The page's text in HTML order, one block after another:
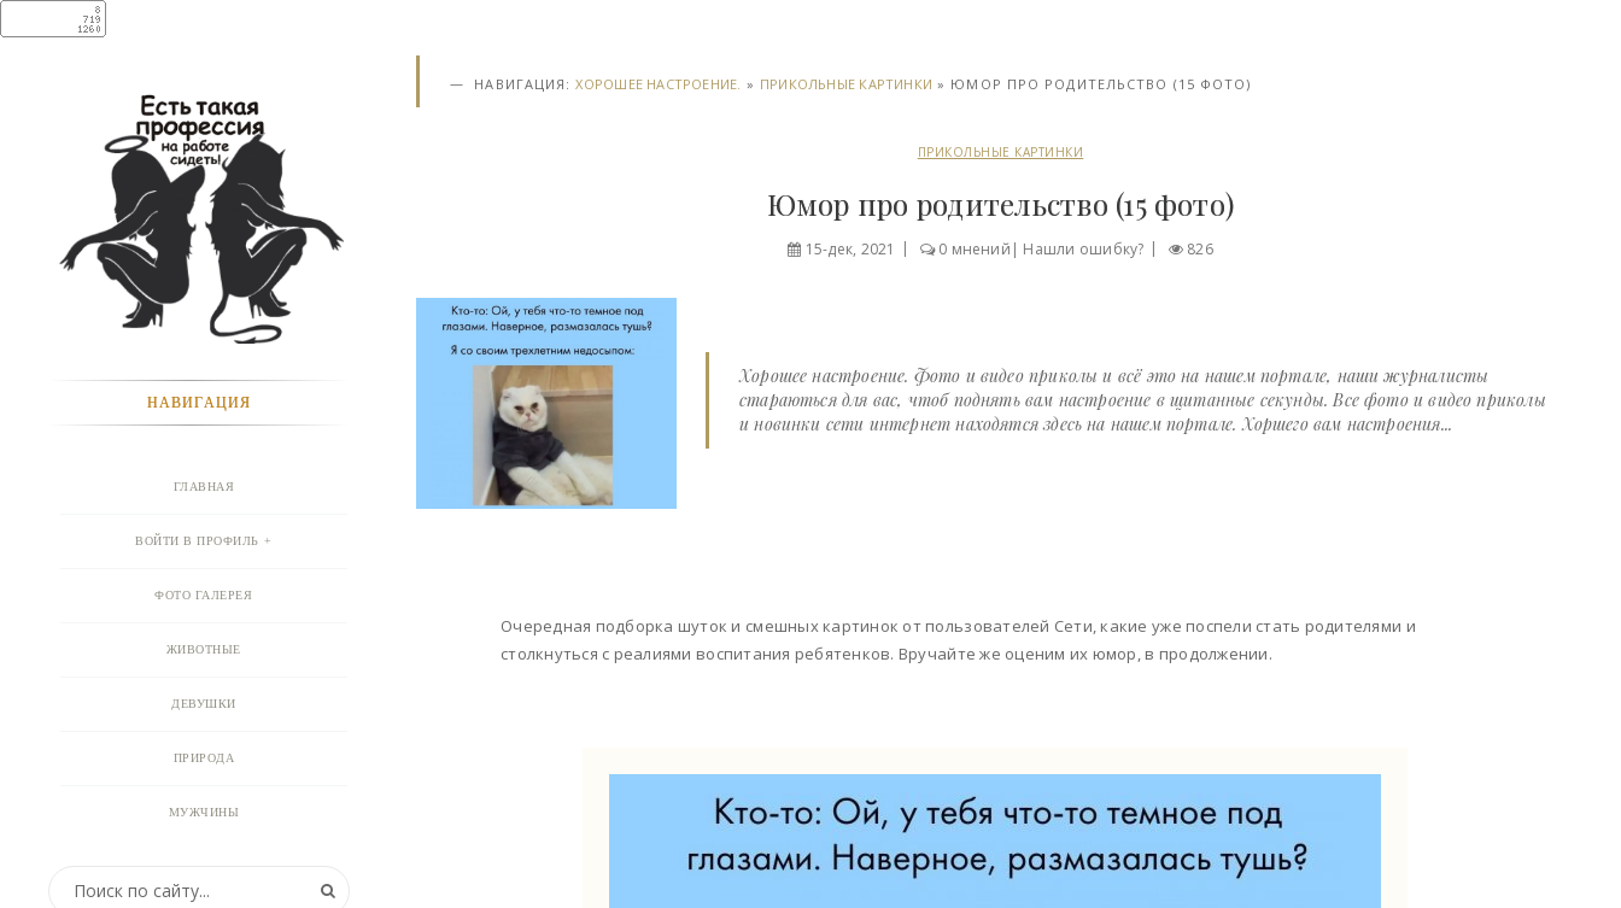
НАВИГАЦИЯ:ХОРОШЕЕ НАСТРОЕНИЕ. » ПРИКОЛЬНЫЕ КАРТИНКИ » ЮМОР ПРО РОДИТЕЛЬСТВО (15 ФОТО)
ПРИКОЛЬНЫЕ КАРТИНКИ
Юмор про родительство (15 фото)
15-дек, 2021 0 мнений | Нашли ошибку? 826
Хорошее настроение. Фото и видео приколы и всё это на нашем портале, наши журналисты
стараються для вас, чтоб поднять вам настроение в щитанные секунды. Все фото и видео приколы
и новинки сети интернет находятся здесь на нашем портале. Хоршего вам настроения...
Очередная подборка шуток и смешных картинок от пользователей Сети, какие уже поспели стать родителями и
столкнуться с реалиями воспитания ребятенков. Вручайте же оценим их юмор, в продолжении.
НАВИГАЦИЯ
ГЛАВНАЯ
ВОЙТИ В ПРОФИЛЬ
ФОТО ГАЛЕРЕЯ
ЖИВОТНЫЕ
ДЕВУШКИ
ПРИРОДА
МУЖЧИНЫ